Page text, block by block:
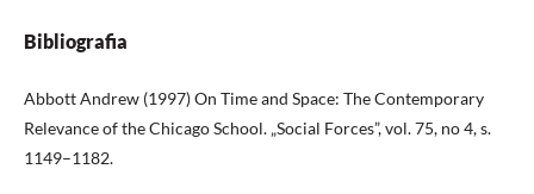
Bibliografia
Abbott Andrew (1997) On Time and Space: The Contemporary
Relevance of the Chicago School. „Social Forces”, vol. 75, no 4, s.
1149–1182.